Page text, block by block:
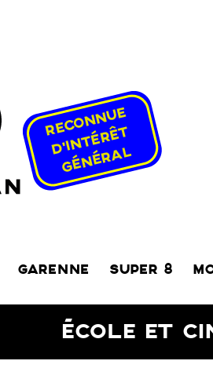
GARENNE SUPER 8
ÉCOLE ET